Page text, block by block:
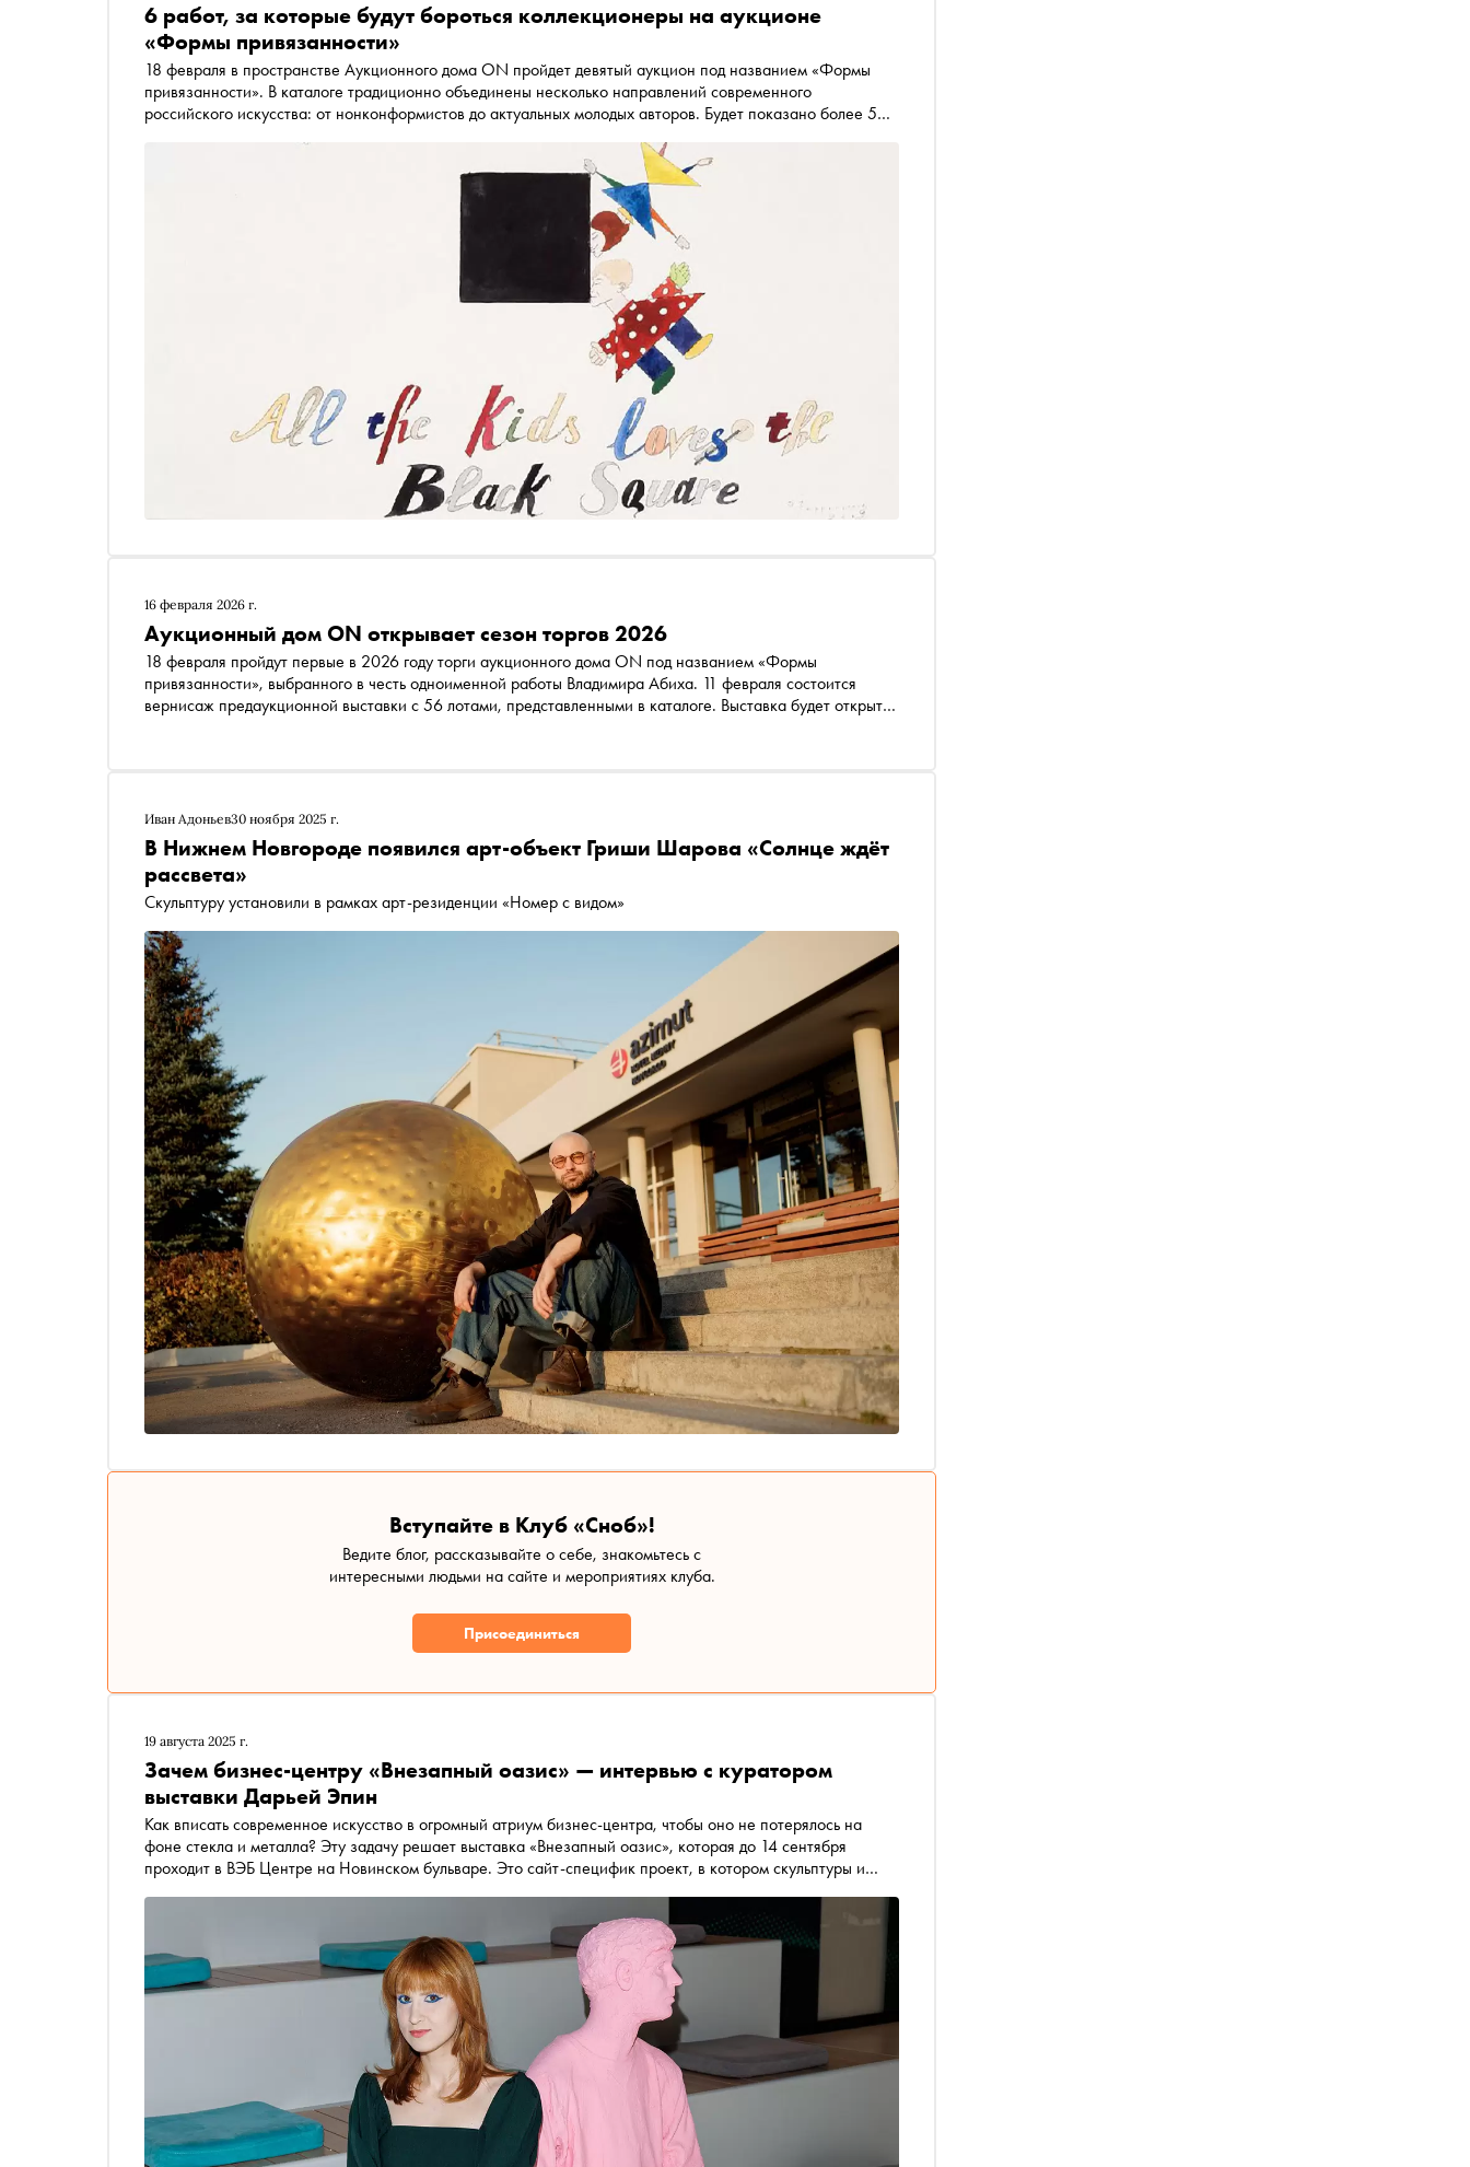
6 работ, за которые будут бороться коллекционеры на аукционе
«Формы привязанности»
18 февраля в пространстве Аукционного дома ON пройдет девятый аукцион под названием «Формы
привязанности». В каталоге традиционно объединены несколько направлений современного
российского искусства: от нонконформистов до актуальных молодых авторов. Будет показано более 50
16 февраля 2026 г.
Аукционный дом ON открывает сезон торгов 2026
18 февраля пройдут первые в 2026 году торги аукционного дома ON под названием «Формы
привязанности», выбранного в честь одноименной работы Владимира Абиха. 11 февраля состоится
вернисаж предаукционной выставки с 56 лотами, представленными в каталоге. Выставка будет открыта
Иван Адоньев30 ноября 2025 г.
В Нижнем Новгороде появился арт-объект Гриши Шарова «Солнце ждёт
рассвета»
Скульптуру установили в рамках арт-резиденции «Номер с видом»
Вступайте в Клуб «Сноб»!
Ведите блог, рассказывайте о себе, знакомьтесь с
интересными людьми на сайте и мероприятиях клуба.
Присоединиться
19 августа 2025 г.
Зачем бизнес-центру «Внезапный оазис» — интервью с куратором
выставки Дарьей Эпин
Как вписать современное искусство в огромный атриум бизнес-центра, чтобы оно не потерялось на
фоне стекла и металла? Эту задачу решает выставка «Внезапный оазис», которая до 14 сентября
проходит в ВЭБ Центре на Новинском бульваре. Это сайт-специфик проект, в котором скульптуры и
подстраиваются под маршруты посетителей. Куратор выставки Дарья Эпин рассказала «Снобу», почему
такой подход сложнее обычной выставки